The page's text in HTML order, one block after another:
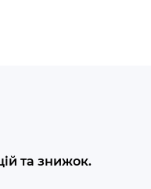
та знижок.